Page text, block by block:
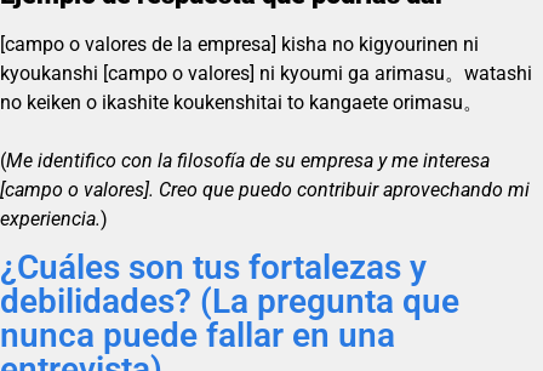
[campo o valores de la empresa] kisha no kigyourinen ni
kyoukanshi [campo o valores] ni kyoumi ga arimasu。watashi
no keiken o ikashite koukenshitai to kangaete orimasu。
(Me identifico con la filosofía de su empresa y me interesa
[campo o valores]. Creo que puedo contribuir aprovechando mi
experiencia.)
¿Cuáles son tus fortalezas y
debilidades? (La pregunta que
nunca puede fallar en una